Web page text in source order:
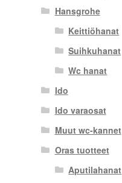
Hansgrohe
Keittiöhanat
Suihkuhanat
Wc hanat
Ido
Ido varaosat
Muut wc-kannet
Oras tuotteet
Aputilahanat